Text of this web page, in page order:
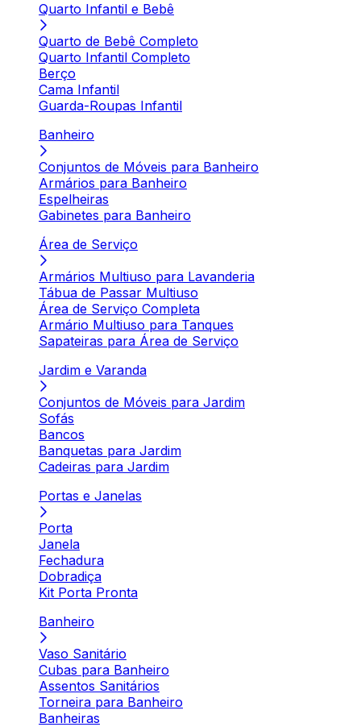
Quarto Infantil e Bebê
Quarto de Bebê Completo
Quarto Infantil Completo
Berço
Cama Infantil
Guarda-Roupas Infantil
Banheiro
Conjuntos de Móveis para Banheiro
Armários para Banheiro
Espelheiras
Gabinetes para Banheiro
Área de Serviço
Armários Multiuso para Lavanderia
Tábua de Passar Multiuso
Área de Serviço Completa
Armário Multiuso para Tanques
Sapateiras para Área de Serviço
Jardim e Varanda
Conjuntos de Móveis para Jardim
Sofás
Bancos
Banquetas para Jardim
Cadeiras para Jardim
Portas e Janelas
Porta
Janela
Fechadura
Dobradiça
Kit Porta Pronta
Banheiro
Vaso Sanitário
Cubas para Banheiro
Assentos Sanitários
Torneira para Banheiro
Banheiras